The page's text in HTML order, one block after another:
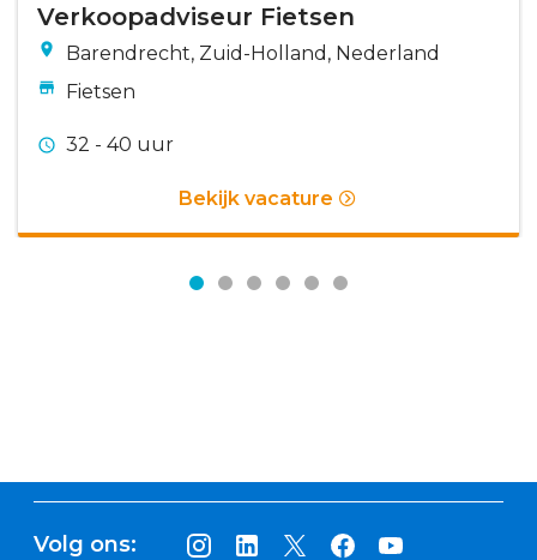
Verkoopadviseur Fietsen
Barendrecht, Zuid-Holland, Nederland
Fietsen
32 - 40 uur
Bekijk vacature
Volg ons: